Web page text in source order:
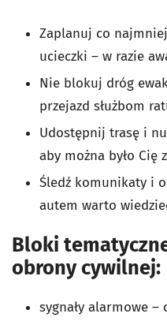
Zaplanuj co
ucieczki – w razie
Nie blokuj dróg
przejazd służbom
Udostępnij trasę i
aby można było Cię
Śledź komunikaty i
autem warto
Bloki
obrony cywilnej:
sygnały alarmowe –